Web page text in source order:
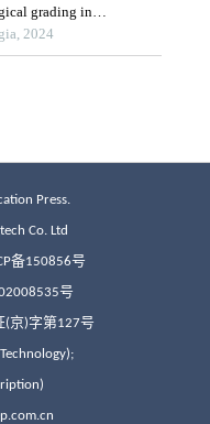
Press.
Co. Ltd
备150856号
号
(京)字第127号